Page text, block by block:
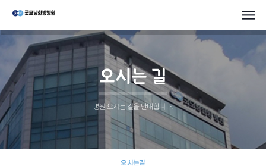
오시는 길
병원 오시는 길을 안내합니다.
오시는길